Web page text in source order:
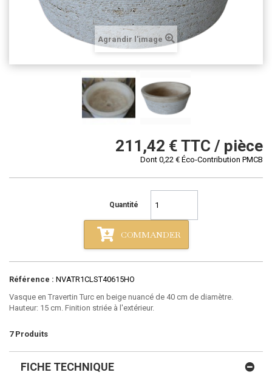
Agrandir l'image
211,42 € TTC / pièce
Dont 0,22 € Éco-Contribution PMCB
Quantité
COMMANDER
Référence : NVATR1CLST40615HO
Vasque en Travertin Turc en beige nuancé de 40 cm de diamètre.
Hauteur: 15 cm. Finition striée à l'extérieur.
7 Produits
FICHE TECHNIQUE